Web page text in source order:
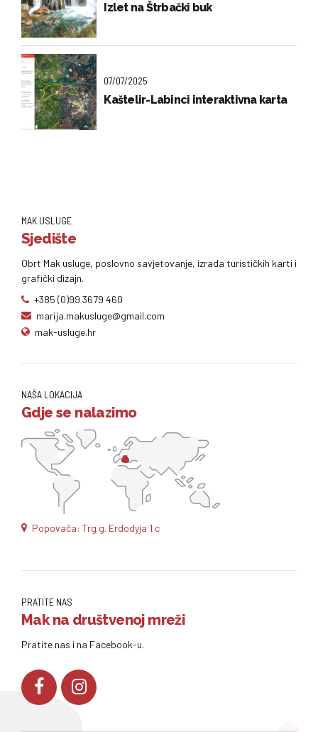
Izlet na Štrbački buk
07/07/2025
Kaštelir-Labinci interaktivna karta
MAK USLUGE
Sjedište
Obrt Mak usluge, poslovno savjetovanje, izrada turističkih karti i
grafički dizajn.
+385 (0)99 3679 460
marija.makusluge@gmail.com
mak-usluge.hr
NAŠA LOKACIJA
Gdje se nalazimo
Popovača: Trg g. Erdodyja 1 c
PRATITE NAS
Mak na društvenoj mreži
Pratite nas i na Facebook-u.